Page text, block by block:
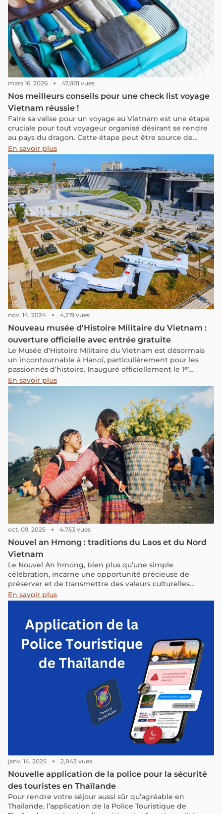
mars 16, 2026 47,801 vues
Nos meilleurs conseils pour une check list voyage
Vietnam réussie !
Faire sa valise pour un voyage au Vietnam est une étape
cruciale pour tout voyageur organisé désirant se rendre
au pays du dragon. Cette étape peut être source de
stress tant le pays, sa culture et ses conditions
climatiques sont différentes de la France.
En savoir plus
nov. 14, 2024 4,219 vues
Nouveau musée d'Histoire Militaire du Vietnam :
ouverture officielle avec entrée gratuite
Le Musée d'Histoire Militaire du Vietnam est désormais
un incontournable à Hanoï, particulièrement pour les
passionnés d’histoire. Inauguré officiellement le 1ᵉʳ
novembre 2024, il propose une riche collection
d'artefacts, de photographies et d'expositions retraçant
les exploits et les combats militaires qui ont marqué
l’histoire du Vietnam à travers les siècles.
En savoir plus
oct. 09, 2025 4,753 vues
Nouvel an Hmong : traditions du Laos et du Nord
Vietnam
Le Nouvel An hmong, bien plus qu’une simple
célébration, incarne une opportunité précieuse de
préserver et de transmettre des valeurs culturelles
authentiques.
En savoir plus
janv. 14, 2025 2,843 vues
Nouvelle application de la police pour la sécurité
des touristes en Thaïlande
Pour rendre votre séjour aussi sûr qu’agréable en
Thaïlande, l’application de la Police Touristique de